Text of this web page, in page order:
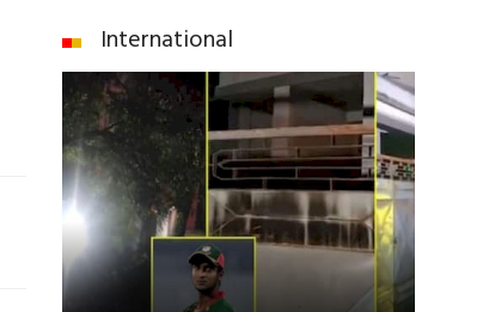
International